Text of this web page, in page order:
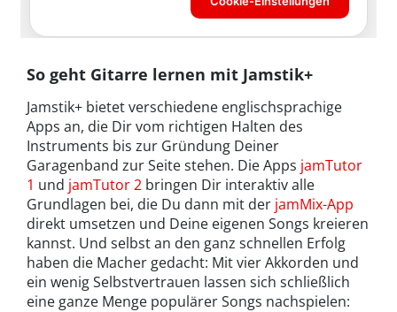
So geht Gitarre lernen mit Jamstik+
Jamstik+ bietet verschiedene englischsprachige
Apps an, die Dir vom richtigen Halten des
Instruments bis zur Gründung Deiner
Garagenband zur Seite stehen. Die Apps jamTutor
1 und jamTutor 2 bringen Dir interaktiv alle
Grundlagen bei, die Du dann mit der jamMix-App
direkt umsetzen und Deine eigenen Songs kreieren
kannst. Und selbst an den ganz schnellen Erfolg
haben die Macher gedacht: Mit vier Akkorden und
ein wenig Selbstvertrauen lassen sich schließlich
eine ganze Menge populärer Songs nachspielen: